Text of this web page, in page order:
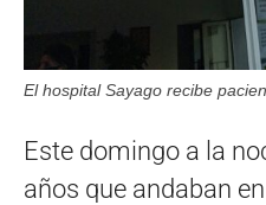
El hospital Sayago recibe
Este domingo a la
años que andaban